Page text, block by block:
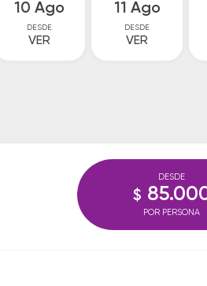
10 Ago
DESDE
VER
11 Ago
DESDE
VER
DESDE
$
POR PERSONA